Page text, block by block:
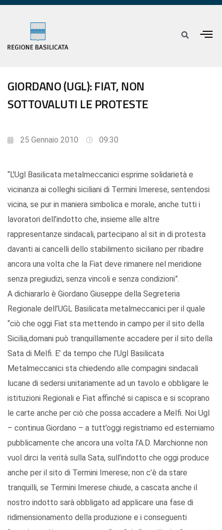
GIORDANO (UGL): FIAT, NON
SOTTOVALUTI LE PROTESTE
25 Gennaio 2010 09:30
“L'Ugl Basilicata metalmeccanici esprime solidarietà e
vicinanza ai colleghi siciliani di Termini Imerese, sentendosi
vicina, se pur in maniera simbolica e morale, anche tutti i
lavoratori dell’indotto che, insieme alle altre
rappresentanze sindacali, partecipano al sit in di protesta
davanti ai cancelli dello stabilimento siciliano per ribadire
ancora una volta che la Fiat deve rimanere nel meridione
senza pregiudizi, senza vincoli e senza condizioni”.
A dichiararlo è Giordano Giuseppe della Segreteria
Regionale dell’UGL Basilicata metalmeccanici per il quale
“ciò che oggi Fiat sta mettendo in campo per il sito della
Sicilia,domani può tranquillamente accadere per il sito della
Sata di Melfi. E’ da tempo che l’Ugl Basilicata
Metalmeccanici sta chiedendo alle compagini sindacali
lucane di sedersi unitariamente ad un tavolo e obbligare le
istituzioni Regionali e Fiat affinché si capisca e si scoprano
le carte anche per ciò che possa accadere a Melfi. Noi Ugl
– continua Giordano – a tutt’oggi registriamo ed esterniamo
pubblicamente che ancora una volta l’A.D. Marchionne non
vuol dirci la verità sulla Sata, sull’indotto che oggi produce
anche per il sito di Termini Imerese; non c’è da stare
tranquilli, se Termini Imerese chiude, a cascata anche il
nostro indotto sarà obbligato ad applicare una fase di
ridimensionamento della produzione e i conseguenti